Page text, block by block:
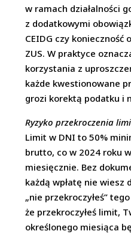
w ramach działalności
z dodatkowymi
CEIDG czy konieczność
ZUS. W praktyce
korzystania z
każde kwestionowane
grozi korektą podatku i
Ryzyko przekroczenia
Limit w DNI to 50%
brutto, co w 2024 roku
miesięcznie. Bez
każdą wpłatę nie wiesz
„nie przekroczyłeś”
że przekroczyłeś limit,
określonego miesiąca